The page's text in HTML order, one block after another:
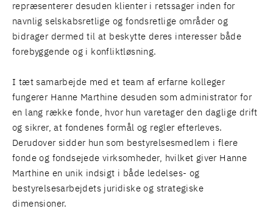
repræsenterer desuden klienter i retssager inden for
navnlig selskabsretlige og fondsretlige områder og
bidrager dermed til at beskytte deres interesser både
forebyggende og i konfliktløsning.
I tæt samarbejde med et team af erfarne kolleger
fungerer Hanne Marthine desuden som administrator for
en lang række fonde, hvor hun varetager den daglige drift
og sikrer, at fondenes formål og regler efterleves.
Derudover sidder hun som bestyrelsesmedlem i flere
fonde og fondsejede virksomheder, hvilket giver Hanne
Marthine en unik indsigt i både ledelses- og
bestyrelsesarbejdets juridiske og strategiske
dimensioner.